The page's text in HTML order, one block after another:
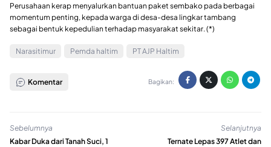
Perusahaan kerap menyalurkan bantuan paket sembako pada berbagai
momentum penting, kepada warga di desa-desa lingkar tambang
sebagai bentuk kepedulian terhadap masyarakat sekitar. (*)
Narasitimur Pemda haltim PT AJP Haltim
Komentar Bagikan:
Sebelumnya
Kabar Duka dari Tanah Suci, 1
Selanjutnya
Ternate Lepas 397 Atlet dan